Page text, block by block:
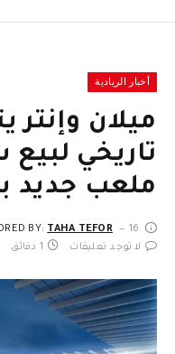
أخبار الريادية
ميلان وإنتر
تاريخي
ملعب جديد
BY: TAHA TEFOR
16 سبتمبر، 2025
لا توجد تعليقات
1 دقائق